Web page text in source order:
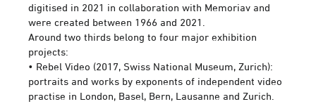
digitised in 2021 in collaboration with Memoriav and
were created between 1966 and 2021.
Around two thirds belong to four major exhibition
projects:
• Rebel Video (2017, Swiss National Museum, Zurich):
portraits and works by exponents of independent video
practise in London, Basel, Bern, Lausanne and Zurich.